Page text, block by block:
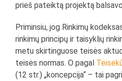
prieš pateiktą projektą
Priminsiu, jog Rinkimų
rinkimų principų ir taisyklių
metu skirtinguose teisės
teisės normas. O pagal
(12 str.) „koncepcija“ – tai